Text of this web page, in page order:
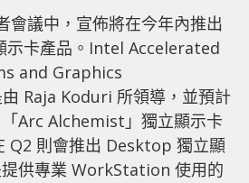
會議中，宣佈將在今年內推出
示卡產品。Intel Accelerated
and Graphics
Raja Koduri 所領導，並預計
Arc Alchemist」獨立顯示卡
Q2 則會推出 Desktop 獨立顯
供專業 WorkStation 使用的